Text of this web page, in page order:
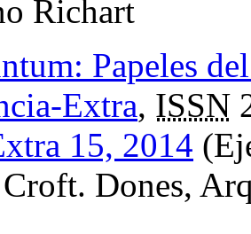
Richart
Papeles
Extra, ISSN
15, 2014
Dones,